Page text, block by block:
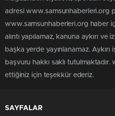
adresi www.samsunhaberleri.org
www.samsunhaberleri.org haber
alıntı yapılamaz, kanuna aykırı
başka yerde yayınlanamaz.
başvuru hakkı saklı
ettiğiniz için teşekkür ederiz.
SAYFALAR